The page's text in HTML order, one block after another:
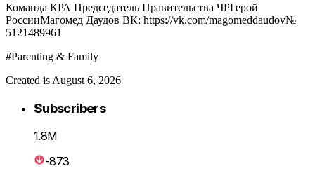
Команда КРА Председатель Правительства ЧРГерой
РоссииМагомед Даудов ВК: https://vk.com/magomeddaudov№
5121489961
#Parenting & Family
Created is August 6, 2026
Subscribers
1.8M
-873